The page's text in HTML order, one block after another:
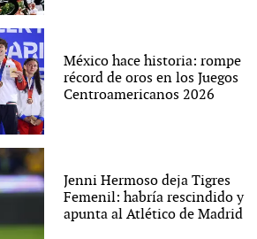
México hace historia: rompe
récord de oros en los Juegos
Centroamericanos 2026
Jenni Hermoso deja Tigres
Femenil: habría rescindido y
apunta al Atlético de Madrid